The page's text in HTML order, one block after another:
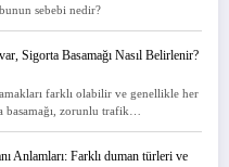
sebebi nedir?
Sigorta Basamağı Nasıl Belirlenir?
farklı olabilir ve genellikle her
basamağı, zorunlu trafik…
Anlamları: Farklı duman türleri ve